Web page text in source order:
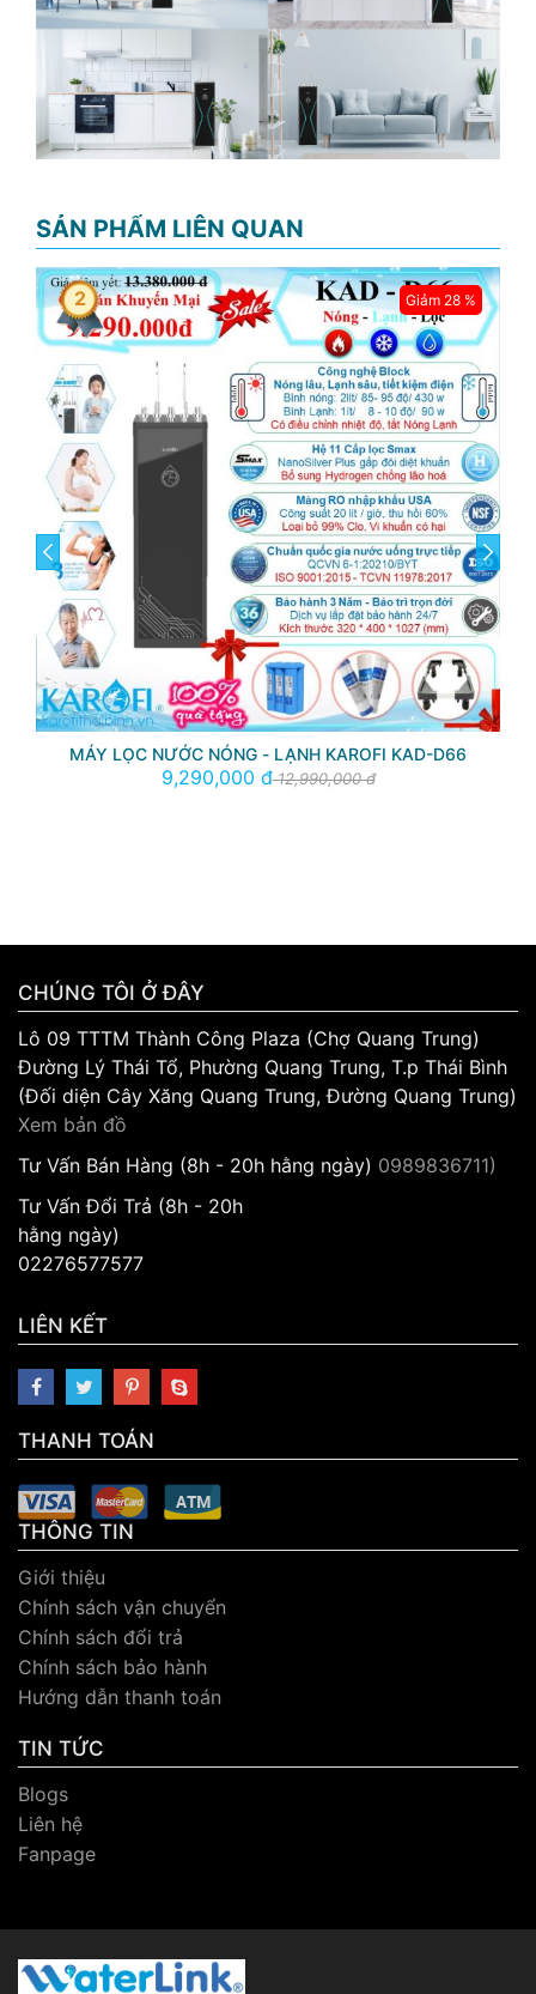
SẢN PHẨM LIÊN QUAN
2
MÁY LỌC NƯỚC NÓNG - LẠNH KAROFI KAD-D66
9,290,000 đ12,990,000 đ
Giảm 28 %
prev next
CHÚNG TÔI Ở ĐÂY
Lô 09 TTTM Thành Công Plaza (Chợ Quang Trung)
Đường Lý Thái Tổ, Phường Quang Trung, T.p Thái Bình
(Đối diện Cây Xăng Quang Trung, Đường Quang Trung)
Xem bản đồ
Tư Vấn Bán Hàng (8h - 20h hằng ngày) 0989836711)
Tư Vấn Đổi Trả (8h - 20h
hằng ngày)
02276577577
LIÊN KẾT
THANH TOÁN
THÔNG TIN
Giới thiệu
Chính sách vận chuyển
Chính sách đổi trả
Chính sách bảo hành
Hướng dẫn thanh toán
TIN TỨC
Blogs
Liên hệ
Fanpage